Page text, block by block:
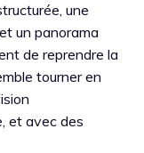
une
un panorama
de reprendre la
tourner en
et avec des